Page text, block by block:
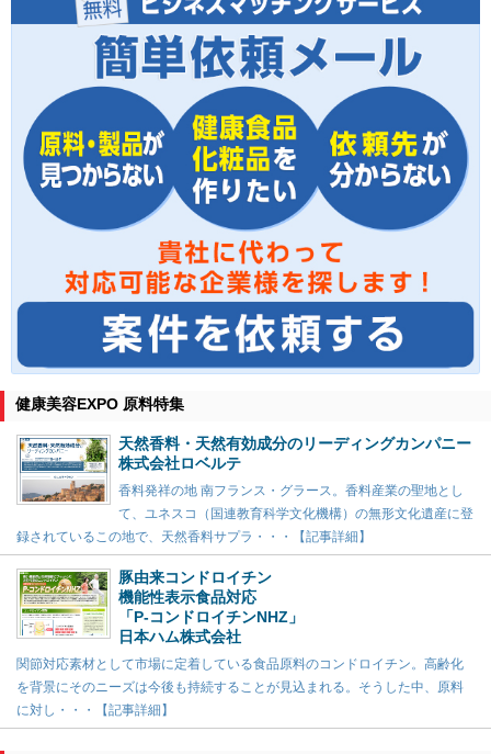
健康美容EXPO 原料特集
天然香料・天然有効成分のリーディングカンパニー
株式会社ロベルテ
香料発祥の地 南フランス・グラース。香料産業の聖地とし
て、ユネスコ（国連教育科学文化機構）の無形文化遺産に登
録されているこの地で、天然香料サプラ・・・【記事詳細】
豚由来コンドロイチン
機能性表示食品対応
「P-コンドロイチンNHZ」
日本ハム株式会社
関節対応素材として市場に定着している食品原料のコンドロイチン。高齢化
を背景にそのニーズは今後も持続することが見込まれる。そうした中、原料
に対し・・・【記事詳細】